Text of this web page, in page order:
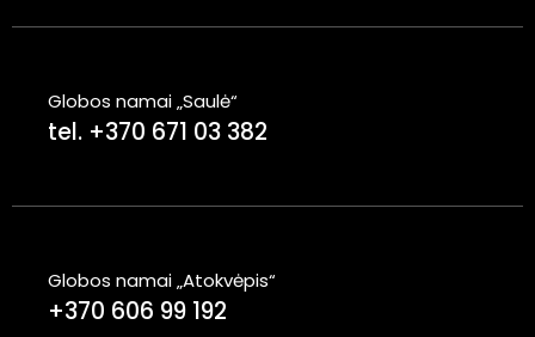
Globos namai „Saulė“
tel. +370 671 03 382
Globos namai „Atokvėpis“
+370 606 99 192